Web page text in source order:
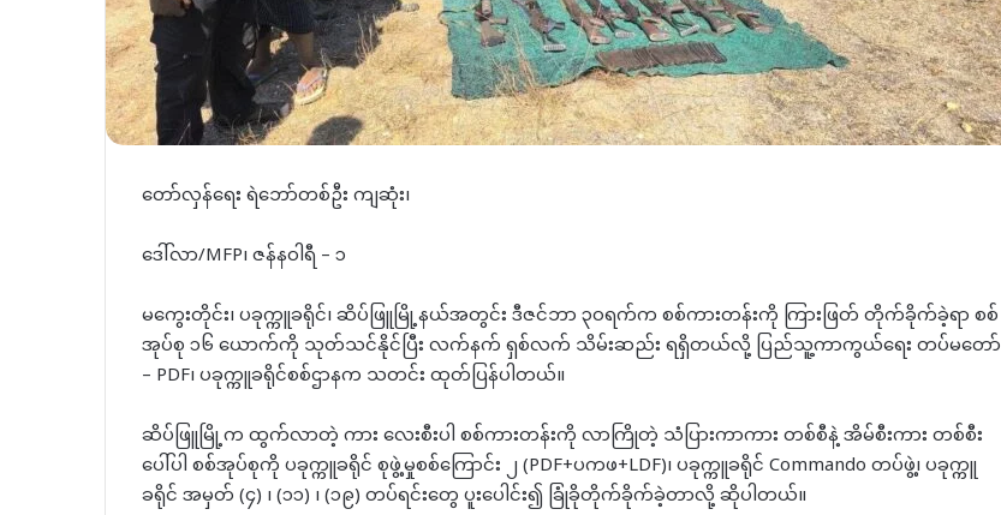
တော်လှန်ရေး ရဲဘော်တစ်ဦး ကျဆုံး၊
ဒေါ်လာ/MFP၊ ဇန်နဝါရီ – ၁
မကွေးတိုင်း၊ ပခုက္ကူခရိုင်၊ ဆိပ်ဖြူမြို့နယ်အတွင်း ဒီဇင်ဘာ ၃၀ရက်က စစ်ကားတန်းကို ကြားဖြတ် တိုက်ခိုက်ခဲ့ရာ စစ်
အုပ်စု ၁၆ ယောက်ကို သုတ်သင်နိုင်ပြီး လက်နက် ရှစ်လက် သိမ်းဆည်း ရရှိတယ်လို့ ပြည်သူ့ကာကွယ်ရေး တပ်မတော်
– PDF၊ ပခုက္ကူခရိုင်စစ်ဌာနက သတင်း ထုတ်ပြန်ပါတယ်။
ဆိပ်ဖြူမြို့က ထွက်လာတဲ့ ကား လေးစီးပါ စစ်ကားတန်းကို လာကြိုတဲ့ သံပြားကာကား တစ်စီနဲ့ အိမ်စီးကား တစ်စီး
ပေါ်ပါ စစ်အုပ်စုကို ပခုက္ကူခရိုင် စုဖွဲ့မှုစစ်ကြောင်း ၂ (PDF+ပကဖ+LDF)၊ ပခုက္ကူခရိုင် Commando တပ်ဖွဲ့၊ ပခုက္ကူ
ခရိုင် အမှတ် (၄) ၊ (၁၁) ၊ (၁၉) တပ်ရင်းတွေ ပူးပေါင်း၍ ခြုံခိုတိုက်ခိုက်ခဲ့တာလို့ ဆိုပါတယ်။